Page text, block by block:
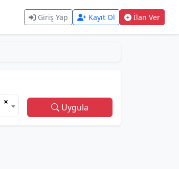
Giriş Yap Kayıt Ol İlan Ver
×
Uygula